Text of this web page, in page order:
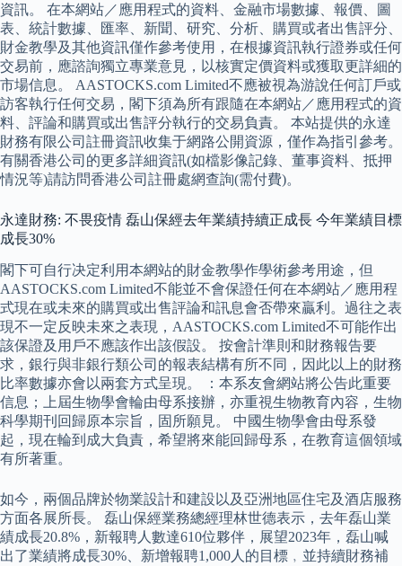
資訊。 在本網站／應用程式的資料、金融市場數據、報價、圖
表、統計數據、匯率、新聞、研究、分析、購買或者出售評分、
財金教學及其他資訊僅作參考使用，在根據資訊執行證券或任何
交易前，應諮詢獨立專業意見，以核實定價資料或獲取更詳細的
市場信息。 AASTOCKS.com Limited不應被視為游說任何訂戶或
訪客執行任何交易，閣下須為所有跟隨在本網站／應用程式的資
料、評論和購買或出售評分執行的交易負責。 本站提供的永達
財務有限公司註冊資訊收集于網路公開資源，僅作為指引參考。
有關香港公司的更多詳細資訊(如檔影像記錄、董事資料、抵押
情況等)請訪問香港公司註冊處網查詢(需付費)。
永達財務: 不畏疫情 磊山保經去年業績持續正成長 今年業績目標
成長30%
閣下可自行决定利用本網站的財金教學作學術參考用途，但
AASTOCKS.com Limited不能並不會保證任何在本網站／應用程
式現在或未來的購買或出售評論和訊息會否帶來贏利。過往之表
現不一定反映未來之表現，AASTOCKS.com Limited不可能作出
該保證及用戶不應該作出該假設。 按會計準則和財務報告要
求，銀行與非銀行類公司的報表結構有所不同，因此以上的財務
比率數據亦會以兩套方式呈現。 ：本系友會網站將公告此重要
信息；上屆生物學會輪由母系接辦，亦重視生物教育內容，生物
科學期刊回歸原本宗旨，固所願見。 中國生物學會由母系發
起，現在輪到成大負責，希望將來能回歸母系，在教育這個領域
有所著重。
如今，兩個品牌於物業設計和建設以及亞洲地區住宅及酒店服務
方面各展所長。 磊山保經業務總經理林世德表示，去年磊山業
績成長20.8%，新報聘人數達610位夥伴，展望2023年，磊山喊
出了業績將成長30%、新增報聘1,000人的目標﹐並持續財務補